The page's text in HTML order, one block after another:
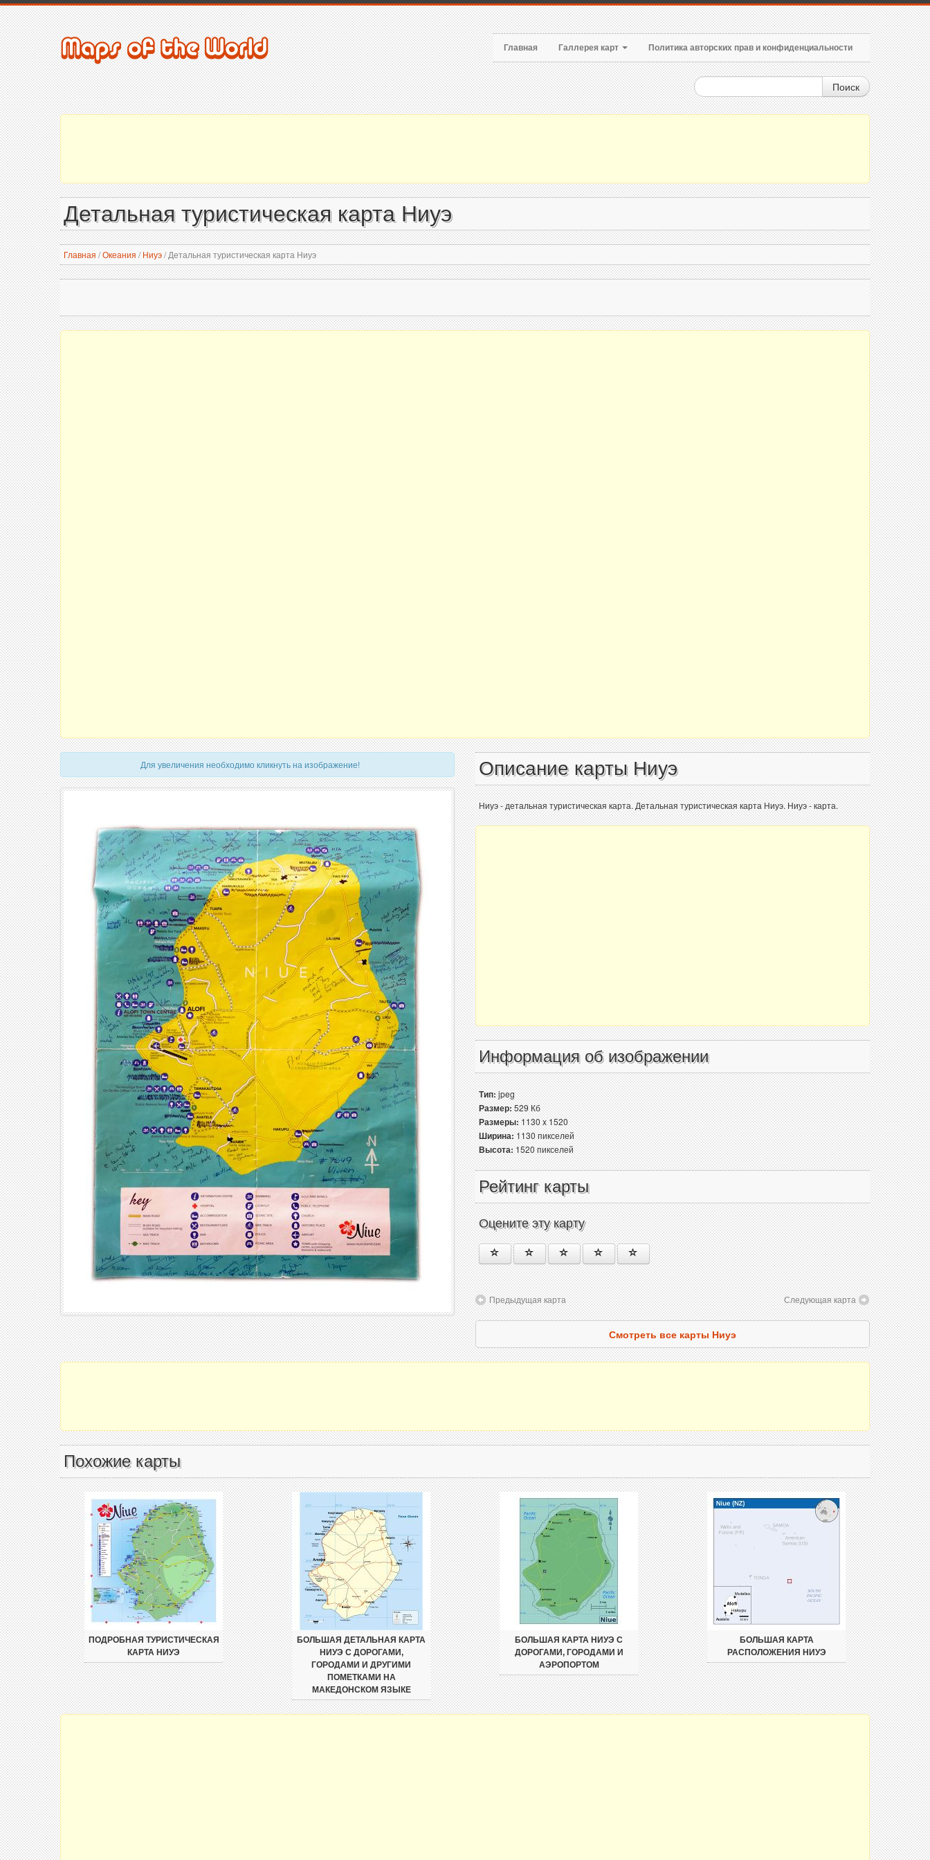
Главная Галлерея карт Политика авторских прав и конфиденциальности
Поиск
Детальная туристическая карта Ниуэ
Главная /Океания / Ниуэ/Детальная туристическая карта Ниуэ
Для увеличения необходимо кликнуть на изображение! Описание карты Ниуэ
Ниуэ - детальная туристическая карта. Детальная туристическая карта Ниуэ. Ниуэ - карта.
Информация об изображении
Тип:jpeg
Размер:529 Кб
Размеры:1130 x 1520
Ширина:1130 пикселей
Высота:1520 пикселей
Рейтинг карты
Оцените эту карту
Предыдущая карта Следующая карта
Смотреть все карты Ниуэ
Похожие карты
ПОДРОБНАЯ ТУРИСТИЧЕСКАЯ
КАРТА НИУЭ
БОЛЬШАЯ ДЕТАЛЬНАЯ КАРТА
НИУЭ С ДОРОГАМИ,
ГОРОДАМИ И ДРУГИМИ
ПОМЕТКАМИ НА
МАКЕДОНСКОМ ЯЗЫКЕ
БОЛЬШАЯ КАРТА НИУЭ С
ДОРОГАМИ, ГОРОДАМИ И
АЭРОПОРТОМ
БОЛЬШАЯ КАРТА
РАСПОЛОЖЕНИЯ НИУЭ